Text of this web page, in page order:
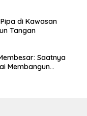
di Kawasan
Tangan
Saatnya
Membangun